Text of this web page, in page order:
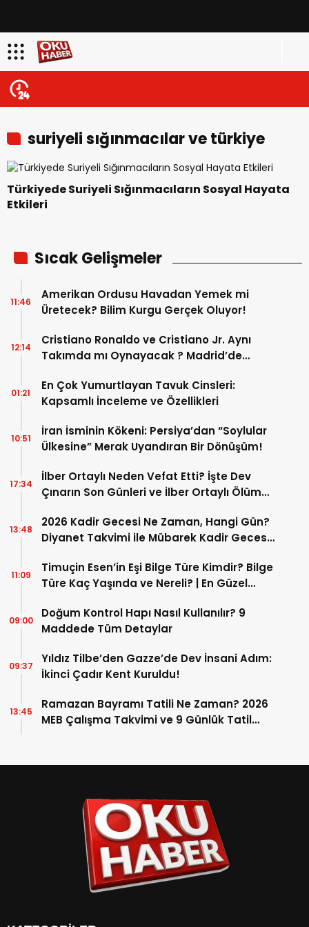
suriyeli sığınmacılar ve türkiye
ekonomisi
Türkiyede Suriyeli Sığınmacıların Sosyal Hayata
Etkileri
Sıcak Gelişmeler
Amerikan Ordusu Havadan Yemek mi
Üretecek? Bilim Kurgu Gerçek Oluyor!
11:46
Cristiano Ronaldo ve Cristiano Jr. Aynı
Takımda mı Oynayacak ? Madrid’de
12:14
En Çok Yumurtlayan Tavuk Cinsleri:
Kapsamlı İnceleme ve Özellikleri
01:21
İran İsminin Kökeni: Persiya’dan “Soylular
Ülkesine” Merak Uyandıran Bir Dönüşüm!
10:51
İlber Ortaylı Neden Vefat Etti? İşte Dev
Çınarın Son Günleri ve İlber Ortaylı Ölüm
17:34
2026 Kadir Gecesi Ne Zaman, Hangi Gün?
Diyanet Takvimi ile Mübarek Kadir Gecesi
13:48
Timuçin Esen’in Eşi Bilge Türe Kimdir? Bilge
Türe Kaç Yaşında ve Nereli? | En Güzel
11:09
Doğum Kontrol Hapı Nasıl Kullanılır? 9
Maddede Tüm Detaylar
09:00
Yıldız Tilbe’den Gazze’de Dev İnsani Adım:
İkinci Çadır Kent Kuruldu!
09:37
Ramazan Bayramı Tatili Ne Zaman? 2026
MEB Çalışma Takvimi ve 9 Günlük Tatil
13:45